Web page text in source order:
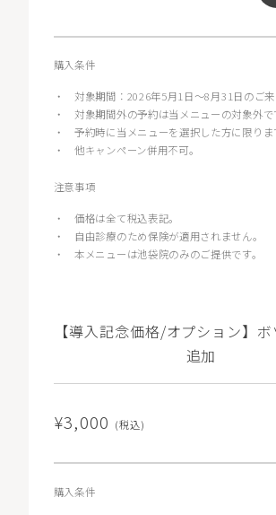
購入条件
・ 対象期間：2026年5月1日〜8月31日のご来
・ 対象期間外の予約は当メニューの対象外で
・予約時に当メニューを選択した方に限りま
・他キャンペーン併用不可。
注意事項
・価格は全て税込表記。
・
自由診療のため保険が適用されません。
・本メニューは池袋院のみのご提供です。
【導入記念価格/オプション】
追加
¥3,000 (税込)
購入条件